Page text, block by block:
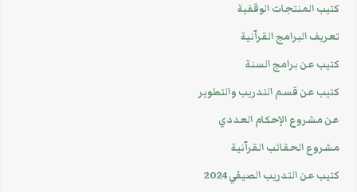
كتيب المنتجات الوقفية
تعريف البرامج القرآنية
كتيب عن برامج السنة
كتيب عن قسم التدريب والتطوير
عن مشروع الإحكام العددي
مشروع الحقائب القرآنية
كتيب عن التدريب الصيفي 2024